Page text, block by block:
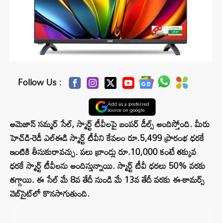
Follow Us :
Add as a preferred
source on google
అమెజాన్ సమ్మర్ సేల్, స్మార్ట్ టీవీలపై బంపర్ డీల్స్ అందిస్తోంది. మీరు
హెచ్‌డి-రెడీ ఎల్ఈడి స్మార్ట్ టీవీని కేవలం రూ.5,499 ప్రారంభ ధరకే
ఇంటికి తీసుకురావచ్చు. పలు బ్రాండ్లు రూ.10,000 కంటే తక్కువ
ధరకే స్మార్ట్ టీవీలను అందిస్తున్నాయి. స్మార్ట్ టీవీ ధరలు 50% వరకు
తగ్గాయి. ఈ సేల్ మే 8వ తేదీ నుండి మే 13వ తేదీ వరకు ఈ-కామర్స్
వెబ్‌సైట్‌లో కొనసాగుతుంది.